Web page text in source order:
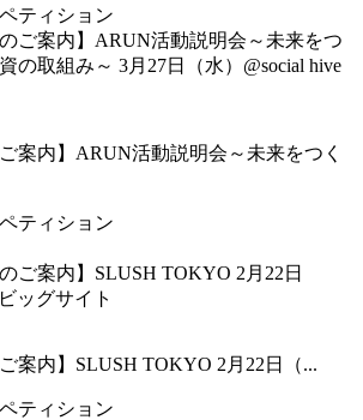
ティション
案内】ARUN活動説明会～未来をつく
ティション
案内】SLUSH TOKYO 2月22日（...
ティション